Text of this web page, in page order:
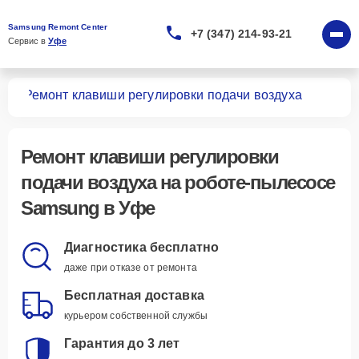
Samsung Remont Center
Сервис в Уфе
+7 (347) 214-93-21
Ремонт клавиши регулировки подачи воздуха
Ремонт клавиши регулировки
подачи воздухана роботе-пылесосе
Samsung в Уфе
Диагностика бесплатно
даже при отказе от ремонта
Бесплатная доставка
курьером собственной службы
Гарантия до 3 лет